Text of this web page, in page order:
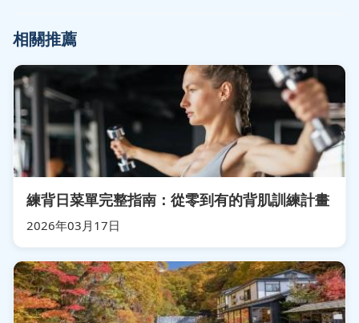
相關推薦
練背日菜單完整指南：從零到有的背肌訓練計畫
2026年03月17日